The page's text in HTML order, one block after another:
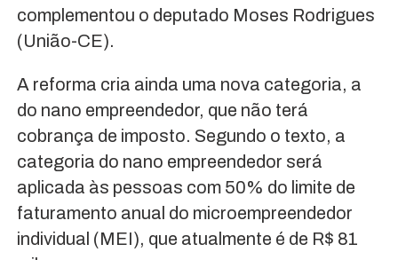
complementou o deputado Moses Rodrigues
(União-CE).
A reforma cria ainda uma nova categoria, a
do nano empreendedor, que não terá
cobrança de imposto. Segundo o texto, a
categoria do nano empreendedor será
aplicada às pessoas com 50% do limite de
faturamento anual do microempreendedor
individual (MEI), que atualmente é de R$ 81